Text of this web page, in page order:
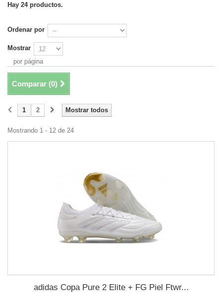
Hay 24 productos.
Ordenar por
Mostrar
por página
Comparar (0)
Mostrar todos
1 2
Mostrando 1 - 12 de 24
adidas Copa Pure 2 Elite + FG Piel Ftwr...